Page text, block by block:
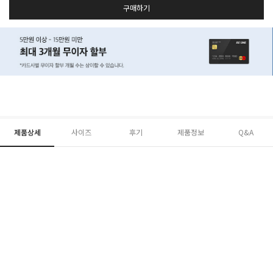
구매하기
제품상세 사이즈 후기 제품정보 Q&A